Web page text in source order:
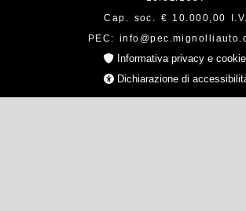
Cap. soc. € 10.000,00 I.V.
PEC:
Informativa privacy e cookie
Dichiarazione di